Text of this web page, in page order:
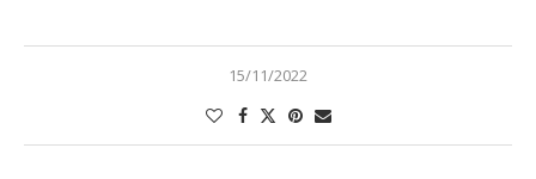
15/11/2022